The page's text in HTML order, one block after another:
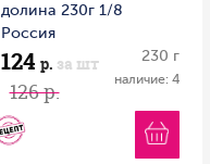
долина 230г 1/8
Россия
124 р. за шт
126 р.
230 г
наличие: 4